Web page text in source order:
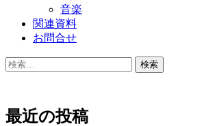
音楽
関連資料
お問合せ
検
最近の投稿